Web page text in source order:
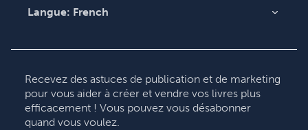
clientèle
Langue: French
Deutsch
Français
Italiano
Español
Recevez des astuces de publication et de marketing
pour vous aider à créer et vendre vos livres plus
efficacement ! Vous pouvez vous désabonner
quand vous voulez.